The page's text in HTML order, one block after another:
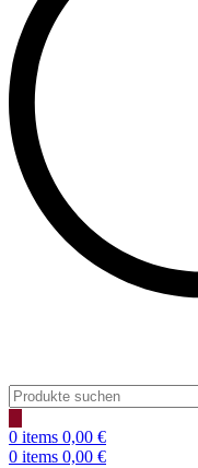
Products
search
0 items 0,00 €
0 items 0,00 €